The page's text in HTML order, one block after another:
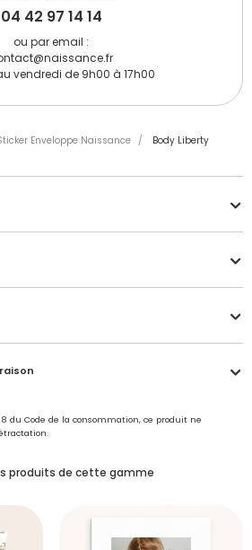
à mon compte
reçu un échantillon
passer commande ?
04 42 97 14 14
ou par email :
vendredi de 9h00 à 17h00
Enveloppe Naissance / Body Liberty
note !
orthographe et mise en page sont
du Code de la consommation, ce produit ne
produits de cette gamme